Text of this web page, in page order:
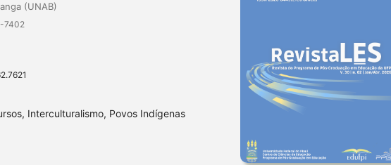
(UNAB)
7402
Interculturalismo, Povos Indígenas